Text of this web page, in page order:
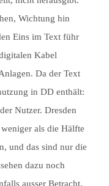
Wichtung hin
Eins im Text führ
Kabel
Da der Text
in DD enthält:
Nutzer. Dresden
als die Hälfte
und das sind nur die
dazu noch
ausser Betracht.